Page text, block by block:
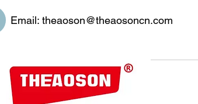
Email: theaoson@theaosoncn.com